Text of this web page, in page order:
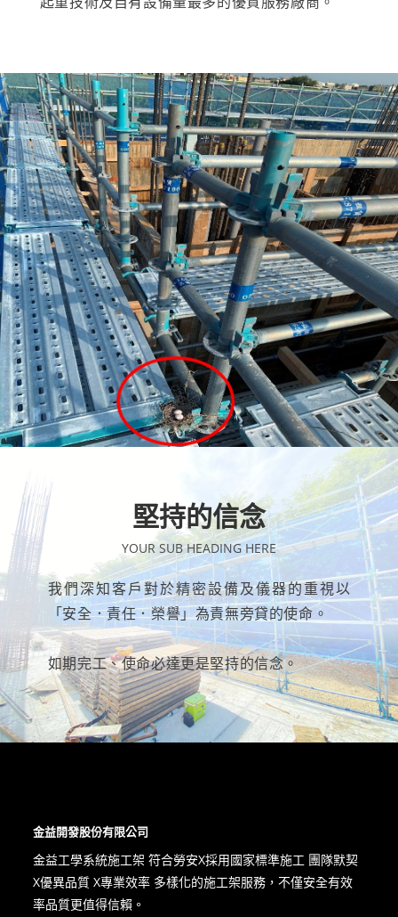
堅持的信念
YOUR SUB HEADING HERE
我們深知客戶對於精密設備及儀器的重視以
「安全．責任．榮譽」為責無旁貸的使命。
如期完工、使命必達更是堅持的信念。
金益開發股份有限公司
金益工學系統施工架 符合勞安X​採用國家標準施工 團隊默契
X優異品質 X專業效率 多樣化的施工架服務，不僅安全有效
率品質更值得信賴。